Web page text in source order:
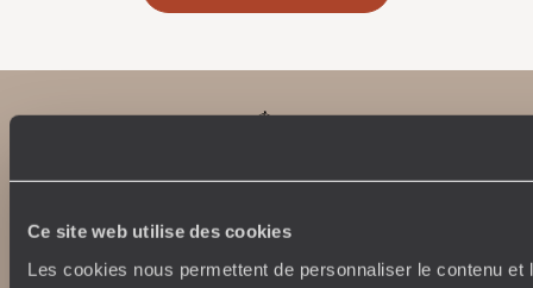
Ce site web utilise des cookies
Les cookies nous permettent de personnaliser le contenu et